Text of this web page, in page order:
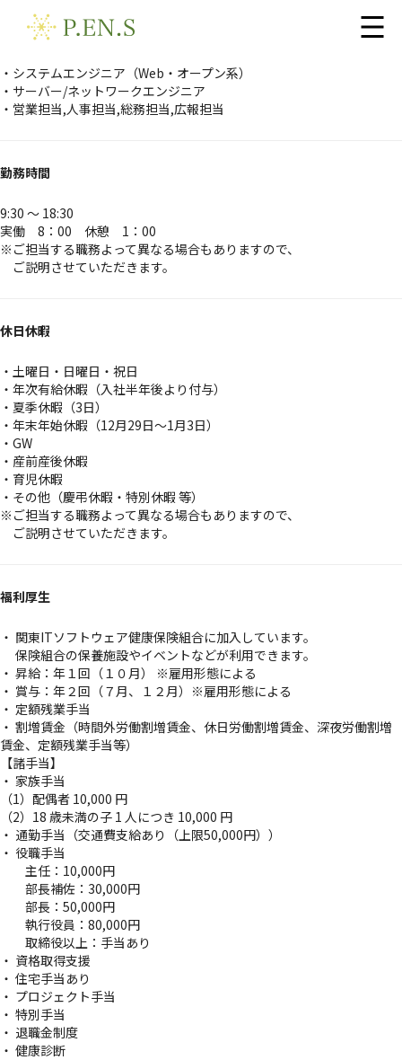
募集職種
・システムエンジニア（Web・オープン系）
・サーバー/ネットワークエンジニア
・営業担当,人事担当,総務担当,広報担当
勤務時間
9:30 ～ 18:30
実働 8：00 休憩 1：00
※ご担当する職務よって異なる場合もありますので、
ご説明させていただきます。
休日休暇
・土曜日・日曜日・祝日
・年次有給休暇（入社半年後より付与）
・夏季休暇（3日）
・年末年始休暇（12月29日～1月3日）
・GW
・産前産後休暇
・育児休暇
・その他（慶弔休暇・特別休暇 等）
※ご担当する職務よって異なる場合もありますので、
ご説明させていただきます。
福利厚生
・ 関東ITソフトウェア健康保険組合に加入しています。
保険組合の保養施設やイベントなどが利用できます。
・ 昇給：年１回（１０月） ※雇用形態による
・ 賞与：年２回（７月、１２月）※雇用形態による
・ 定額残業手当
・ 割増賃金（時間外労働割増賃金、休日労働割増賃金、深夜労働割増
賃金、定額残業手当等）
【諸手当】
・ 家族手当
（1）配偶者 10,000 円
（2）18 歳未満の子 1 人につき 10,000 円
・ 通勤手当（交通費支給あり（上限50,000円））
・ 役職手当
主任：10,000円
部長補佐：30,000円
部長：50,000円
執行役員：80,000円
取締役以上：手当あり
・ 資格取得支援
・ 住宅手当あり
・ プロジェクト手当
・ 特別手当
・ 退職金制度
・ 健康診断